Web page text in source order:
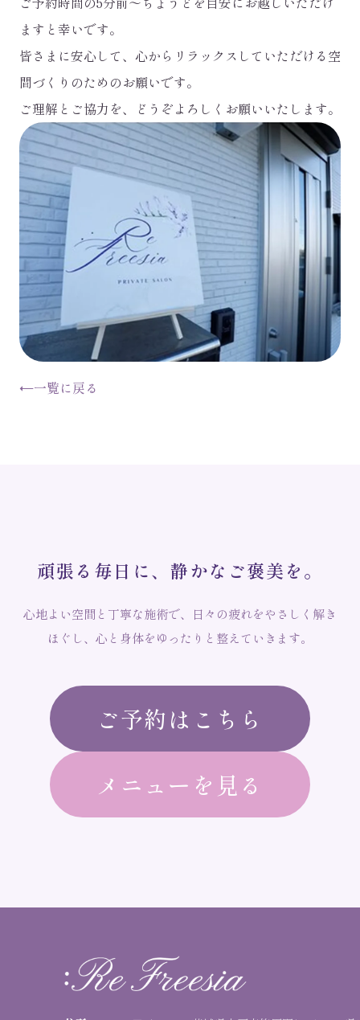
ますと幸いです。
皆さまに安心して、心からリラックスしていただける空
間づくりのためのお願いです。
ご理解とご協力を、どうぞよろしくお願いいたします。
←一覧に戻る
頑張る 毎日 に、 静かな ご褒美を。
心地よい空間と丁寧な施術で、日々の疲れをやさしく解き
ほぐし、心と身体をゆったりと整えていきます。
ご予約はこちら
メニューを見る